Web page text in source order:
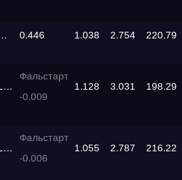
Dragway
округа
Siberia
Barracuda 0.446 1.038 2.754 220.79
Top Metanol Dragster Lucifer RDRC Technology
Фальстарт
-0.009
1.128 3.031 198.29
Top Metanol Dragster Lucifer RDRC Technology
Фальстарт
-0.006
1.055 2.787 216.22